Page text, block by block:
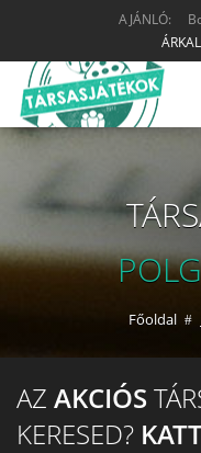
AJÁNLÓ:
Főoldal
AZ AKCIÓS
KERESED?